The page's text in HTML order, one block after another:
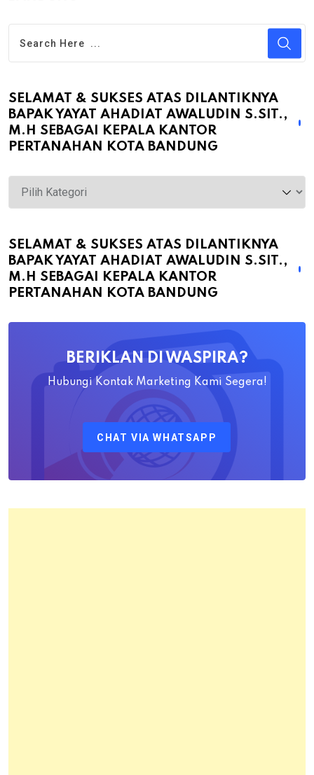
SELAMAT & SUKSES ATAS DILANTIKNYA
BAPAK YAYAT AHADIAT AWALUDIN S.SIT.,
M.H SEBAGAI KEPALA KANTOR
PERTANAHAN KOTA BANDUNG
Selamat
&
atas
Dilantiknya
Bapak
Ahadiat
Pertanahan
Kota
SELAMAT & SUKSES ATAS DILANTIKNYA
BAPAK YAYAT AHADIAT AWALUDIN S.SIT.,
M.H SEBAGAI KEPALA KANTOR
PERTANAHAN KOTA BANDUNG
BERIKLAN DI WASPIRA?
Hubungi Kontak Marketing Kami Segera!
CHAT VIA WHATSAPP